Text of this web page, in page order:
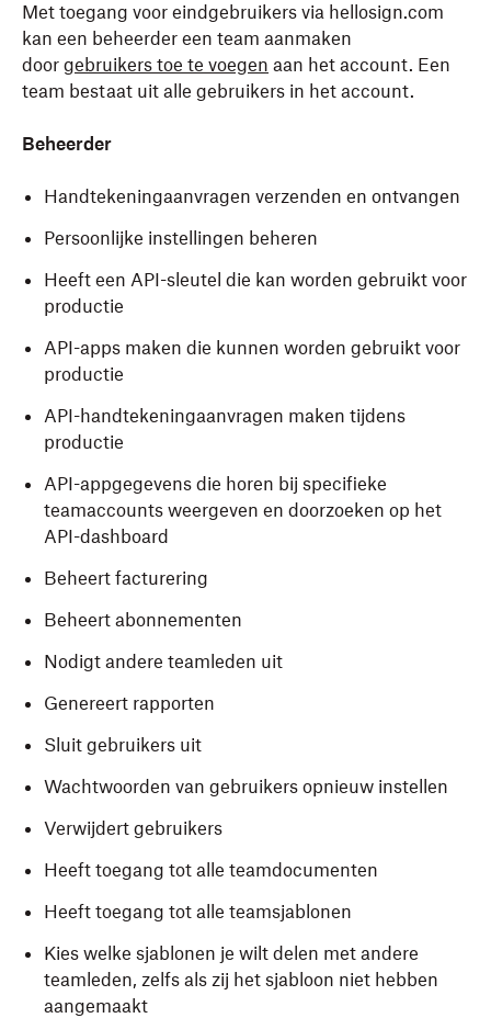
Met toegang voor eindgebruikers via hellosign.com
kan een beheerder een team aanmaken
door gebruikers toe te voegen aan het account. Een
team bestaat uit alle gebruikers in het account.
Beheerder
Handtekeningaanvragen verzenden en ontvangen
Persoonlijke instellingen beheren
Heeft een API-sleutel die kan worden gebruikt voor
productie
API-apps maken die kunnen worden gebruikt voor
productie
API-handtekeningaanvragen maken tijdens
productie
API-appgegevens die horen bij specifieke
teamaccounts weergeven en doorzoeken op het
API-dashboard
Beheert facturering
Beheert abonnementen
Nodigt andere teamleden uit
Genereert rapporten
Sluit gebruikers uit
Wachtwoorden van gebruikers opnieuw instellen
Verwijdert gebruikers
Heeft toegang tot alle teamdocumenten
Heeft toegang tot alle teamsjablonen
Kies welke sjablonen je wilt delen met andere
teamleden, zelfs als zij het sjabloon niet hebben
aangemaakt